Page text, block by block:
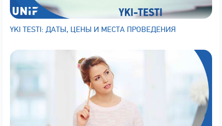
YKI TESTI: ДАТЫ, ЦЕНЫ И МЕСТА ПРОВЕДЕНИЯ